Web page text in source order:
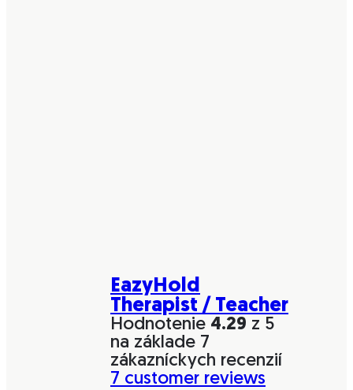
EazyHold
Therapist / Teacher
Hodnotenie 4.29 z 5
na základe 7
zákazníckych recenzií
7 customer reviews